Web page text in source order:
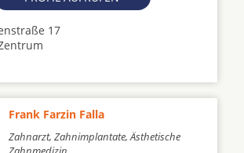
17
Frank Farzin Falla
Zahnarzt, Zahnimplantate, Ästhetische